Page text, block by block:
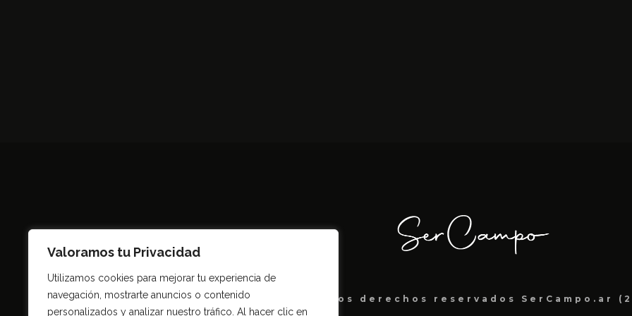
Valoramos tu Privacidad
Utilizamos cookies para mejorar tu experiencia de
navegación, mostrarte anuncios o contenido
personalizados y analizar nuestro tráfico. Al hacer clic en
Todos los derechos reservados SerCampo.ar